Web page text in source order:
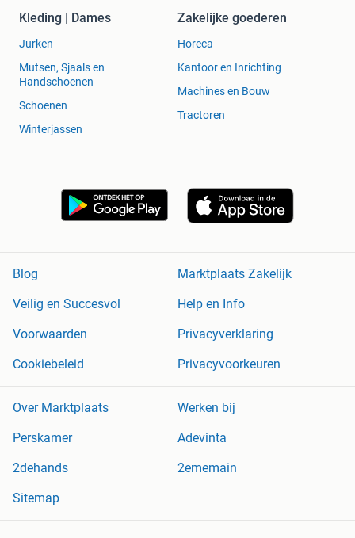
Kleding | Dames
Jurken
Mutsen, Sjaals en
Handschoenen
Schoenen
Winterjassen
Zakelijke goederen
Horeca
Kantoor en Inrichting
Machines en Bouw
Tractoren
Blog
Marktplaats Zakelijk
Veilig en Succesvol
Help en Info
Voorwaarden
Privacyverklaring
Cookiebeleid
Privacyvoorkeuren
Over Marktplaats
Werken bij
Perskamer
Adevinta
2dehands
2ememain
Sitemap